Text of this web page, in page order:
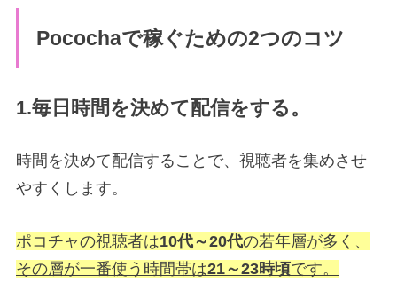
Pocochaで稼ぐための2つのコツ
1.毎日時間を決めて配信をする。
時間を決めて配信することで、視聴者を集めさせ
やすくします。
ポコチャの視聴者は10代～20代の若年層が多く、
その層が一番使う時間帯は21～23時頃です。